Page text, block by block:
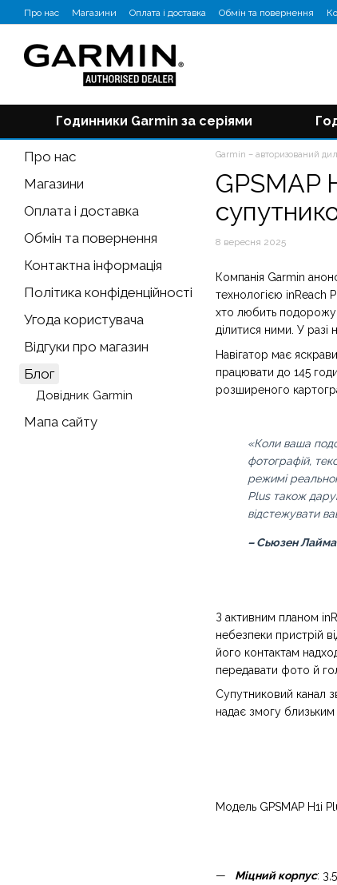
Перейти до основного контенту
Про нас Магазини Оплата і доставка Обмін та повернення
Відгуки про магазин
Блог
Годинники Garmin за серіями
Garmin – авторизований
GPSMAP
8 вересня 2025
Компанія Garmin
технологією inReach
хто любить
ділитися ними. У разі
Навігатор має
працювати до 145
розширеного
«Коли ваша
фотографій,
режимі
Plus також
відстежувати
– Сьюзен
З активним планом
небезпеки пристрій
його контактам
передавати фото й
Супутниковий канал
надає змогу
Модель GPSMAP H1i
Міцний корпус:
Про нас
Магазини
Оплата і доставка
Обмін та повернення
Контактна інформація
Політика конфіденційності
Угода користувача
Відгуки про магазин
Блог
Довідник Garmin
Мапа сайту